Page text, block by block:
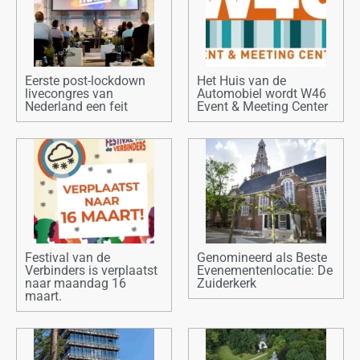
Eerste post-lockdown
livecongres van
Nederland een feit
Het Huis van de
Automobiel wordt W46
Event & Meeting Center
Festival van de
Verbinders is verplaatst
naar maandag 16
maart.
Genomineerd als Beste
Evenementenlocatie: De
Zuiderkerk